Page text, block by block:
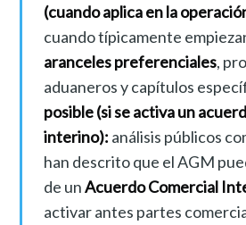
(cuando aplica en la
cuando típicamente
aranceles preferenciales,
aduaneros y capítulos
posible (si se activa un
interino): análisis públicos
han descrito que el AGM
de unAcuerdo Comercial
activar antes partes